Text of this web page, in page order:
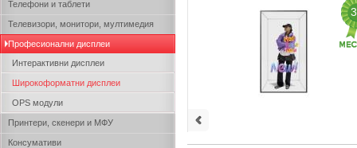
Телефони и таблети
Телевизори, монитори, мултимедия
Професионални дисплеи
Интерактивни дисплеи
Широкоформатни дисплеи
OPS модули
Принтери, скенери и МФУ
Консумативи